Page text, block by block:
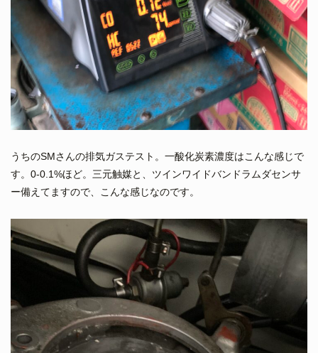
うちのSMさんの排気ガステスト。一酸化炭素濃度はこんな感じで
す。0-0.1%ほど。三元触媒と、ツインワイドバンドラムダセンサ
ー備えてますので、こんな感じなのです。